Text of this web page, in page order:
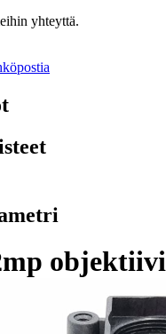
yhteyttä.
objektiivi